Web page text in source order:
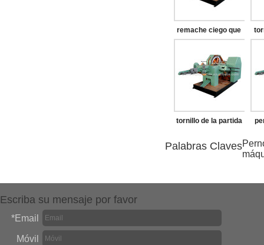
remache ciego que
tornillo de la partida
en frío de la máquina
Palabras Claves
Escriba su mensaje por favor
*Email
Móvil